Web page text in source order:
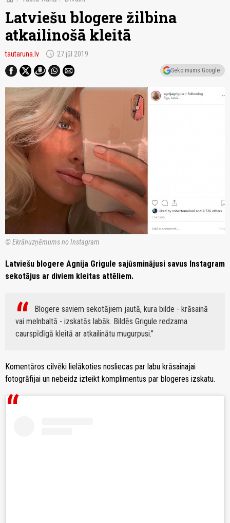
Latviešu blogere žilbina
atkailinošā kleitā
tautaruna.lv schedule 27.jūl 2019
Seko mums Google
© Ekrānuzņēmums no Instagram
Latviešu blogere Agnija Grigule sajūsminājusi savus Instagram
sekotājus ar diviem kleitas attēliem.
Blogere saviem sekotājiem jautā, kura bilde - krāsainā
vai melnbaltā - izskatās labāk. Bildēs Grigule redzama
caurspīdīgā kleitā ar atkailinātu mugurpusi.
Komentāros cilvēki lielākoties nosliecas par labu krāsainajai
fotogrāfijai un nebeidz izteikt komplimentus par blogeres izskatu.